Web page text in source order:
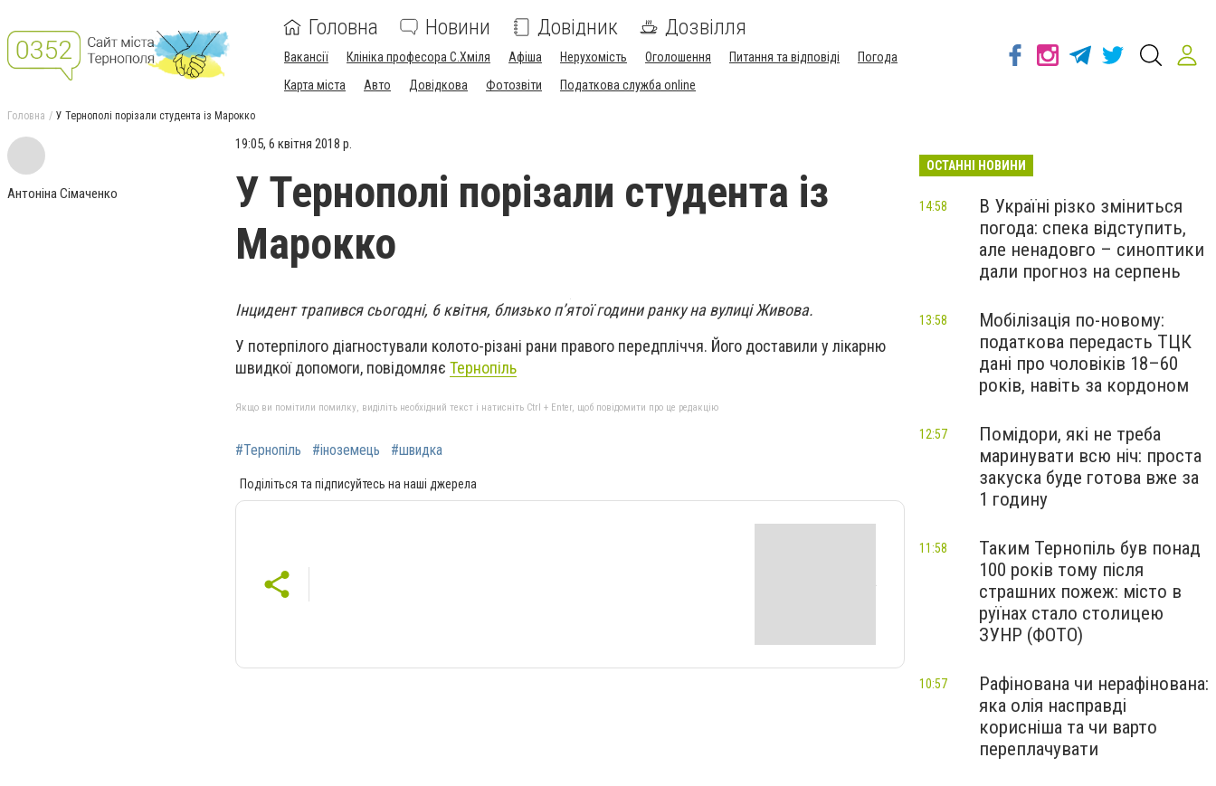
Головна Новини Довідник Дозвілля
Вакансії Клініка професора С.Хміля Афіша Нерухомість Оголошення Питання та відповіді
Погода
Карта міста
Авто Довідкова Фотозвіти Податкова служба online
Головна У Тернополі порізали студента із Марокко
Антоніна Сімаченко
19:05, 6 квітня 2018 р.
У Тернополі порізали студента із
Марокко
Інцидент трапився сьогодні, 6 квітня, близько п’ятої години ранку на вулиці Живова.
У потерпілого діагностували колото-різані рани правого передпліччя. Його доставили у лікарню
швидкої допомоги, повідомляє Тернопіль
Якщо ви помітили помилку, виділіть необхідний текст і натисніть Ctrl + Enter, щоб повідомити про це редакцію
#Тернопіль #іноземець #швидка
Поділіться та підписуйтесь на наші джерела
ОСТАННІ НОВИНИ
В Україні різко зміниться
погода: спека відступить,
але ненадовго – синоптики
дали прогноз на серпень
14:58
Мобілізація по-новому:
податкова передасть ТЦК
дані про чоловіків 18–60
років, навіть за кордоном
13:58
Помідори, які не треба
маринувати всю ніч: проста
закуска буде готова вже за
1 годину
12:57
Таким Тернопіль був понад
100 років тому після
страшних пожеж: місто в
руїнах стало столицею
ЗУНР (ФОТО)
11:58
Рафінована чи нерафінована:
яка олія насправді
корисніша та чи варто
переплачувати
10:57